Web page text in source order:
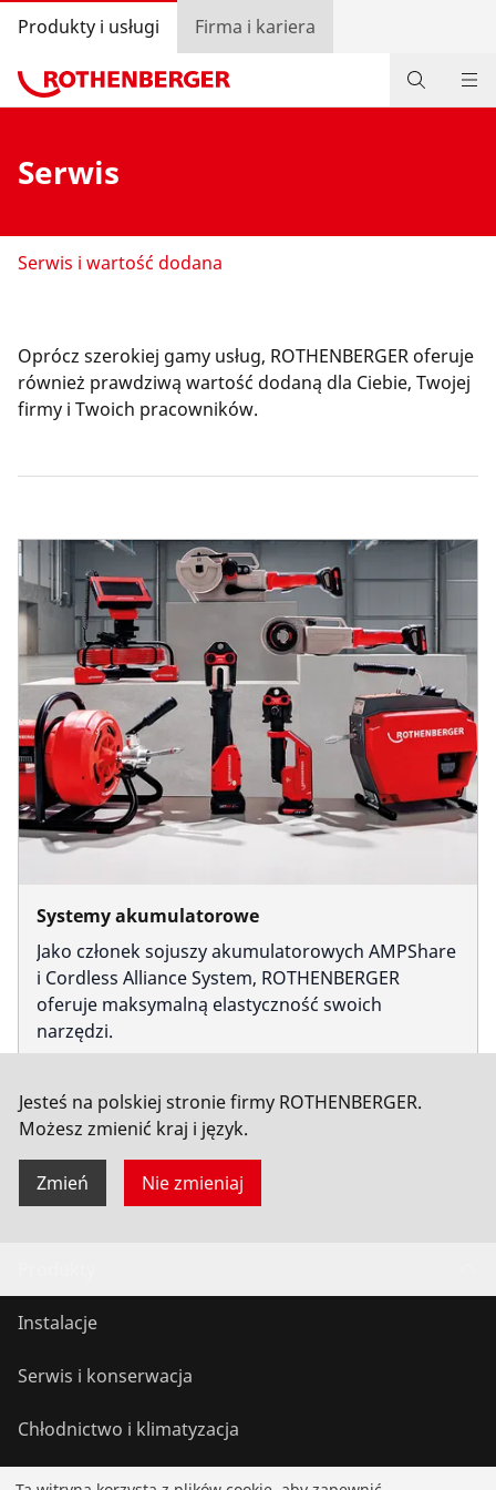
Produkty i usługi Firma i kariera
Serwis i części zamienne
Akademia ROTHENBERGER
Lokalizator dystrybutorów
Zaloguj się
Serwis
Serwis i wartość dodana
Oprócz szerokiej gamy usług, ROTHENBERGER oferuje
również prawdziwą wartość dodaną dla Ciebie, Twojej
firmy i Twoich pracowników.
Systemy akumulatorowe
Jako członek sojuszy akumulatorowych AMPShare
i Cordless Alliance System, ROTHENBERGER
oferuje maksymalną elastyczność swoich
narzędzi.
Jesteś na polskiej stronie firmy ROTHENBERGER.
Możesz zmienić kraj i język.
Zmień Nie zmieniaj
Instalacje
Serwis i konserwacja
Chłodnictwo i klimatyzacja
Narzędzia uniwersalne